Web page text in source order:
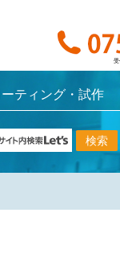
受
ティング・試作
受付時間
ィング・試作